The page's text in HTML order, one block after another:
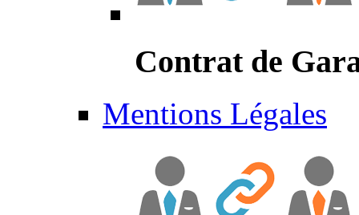
Contrat de
Mentions Légales